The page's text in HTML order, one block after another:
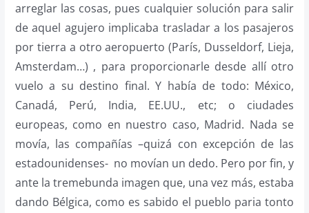
arreglar las cosas, pues cualquier solución para salir
de aquel agujero implicaba trasladar a los pasajeros
por tierra a otro aeropuerto (París, Dusseldorf, Lieja,
Amsterdam…) , para proporcionarle desde allí otro
vuelo a su destino final. Y había de todo: México,
Canadá, Perú, India, EE.UU., etc; o ciudades
europeas, como en nuestro caso, Madrid. Nada se
movía, las compañías –quizá con excepción de las
estadounidenses- no movían un dedo. Pero por fin, y
ante la tremebunda imagen que, una vez más, estaba
dando Bélgica, como es sabido el pueblo paria tonto